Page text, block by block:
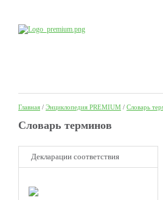
Главная / Энциклопедия PREMIUM / Словарь
Cловарь терминов
Декларации соответствия